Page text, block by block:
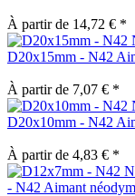
À partir de 14,72 € *
D20x15mm - N42
À partir de 7,07 € *
D20x10mm - N42
À partir de 4,83 € *
- N42 Aimant